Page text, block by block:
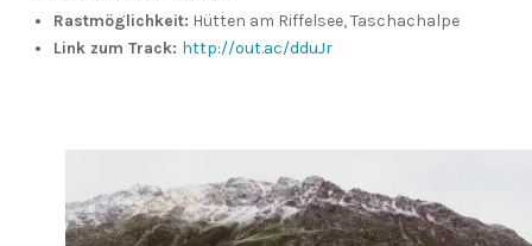
Rastmöglichkeit: Hütten am Riffelsee, Taschachalpe
Link zum Track: http://out.ac/dduJr